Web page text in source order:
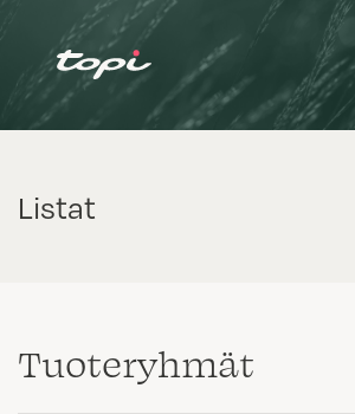
Listat
Tuote­ryhmät